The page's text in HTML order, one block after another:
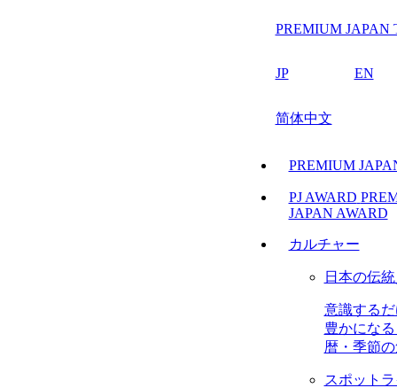
PREMIUM JAPAN
JP EN
简体中文
PREMIUM
PJ AWARD
JAPAN AWARD
カルチャー
日本の伝
意識する
豊かにな
暦・季節
スポット